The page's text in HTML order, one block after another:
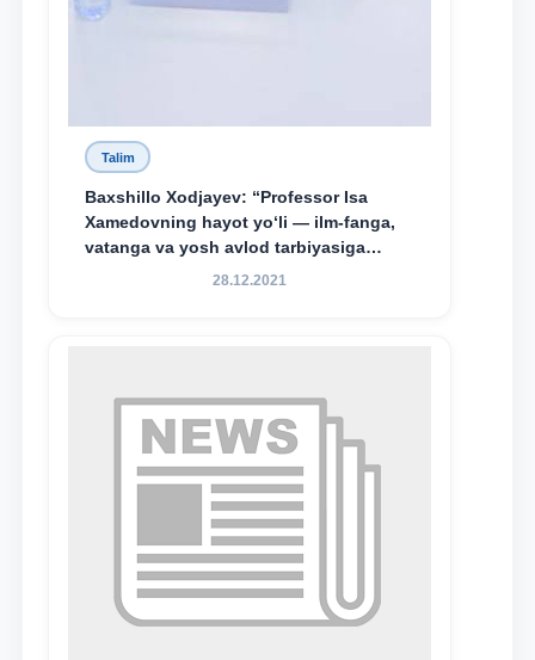
Talim
Baxshillo Xodjayev: “Professor Isa
Xamedovning hayot yo‘li — ilm-fanga,
vatanga va yosh avlod tarbiyasiga
sodiqlikning oliy namunasidir”.
28.12.2021